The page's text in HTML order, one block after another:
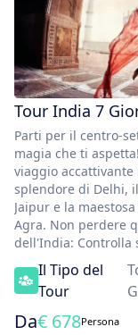
Tour India 7
Parti per il centro-
magia che ti
viaggio
splendore di Delhi,
Jaipur e la
Agra. Non perdere
dell'India: Controlla
Il Tipo del
Tour
Da€ 678Persona